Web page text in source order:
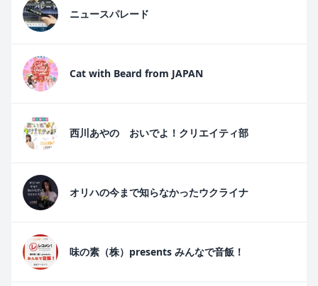
ニュースパレード
Cat with Beard from JAPAN
西川あやの おいでよ！クリエイティ部
オリハの今まで知らなかったウクライナ
味の素（株）presents みんなで音飯！